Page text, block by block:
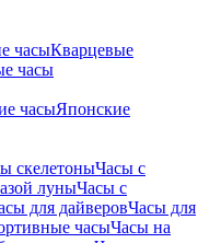
часыКварцевые
часы
часыЯпонские
скелетоныЧасы с
луныЧасы с
для дайверовЧасы для
часыЧасы на